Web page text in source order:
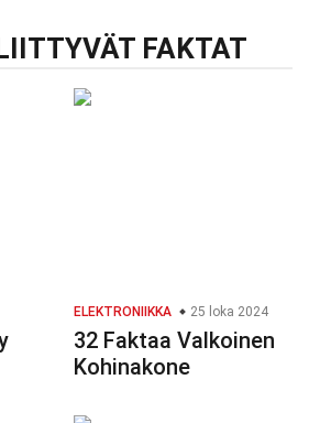
FAKTAT
ELEKTRONIIKKA 25 loka 2024
32 Faktaa Valkoinen
Kohinakone